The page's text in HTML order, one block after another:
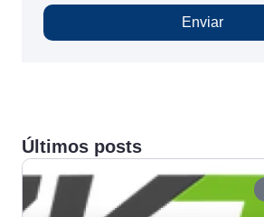
Enviar
Últimos posts